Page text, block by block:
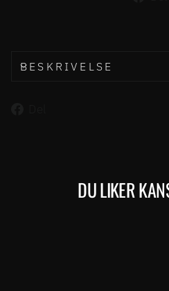
BESKRIVELSE
DU LIKER